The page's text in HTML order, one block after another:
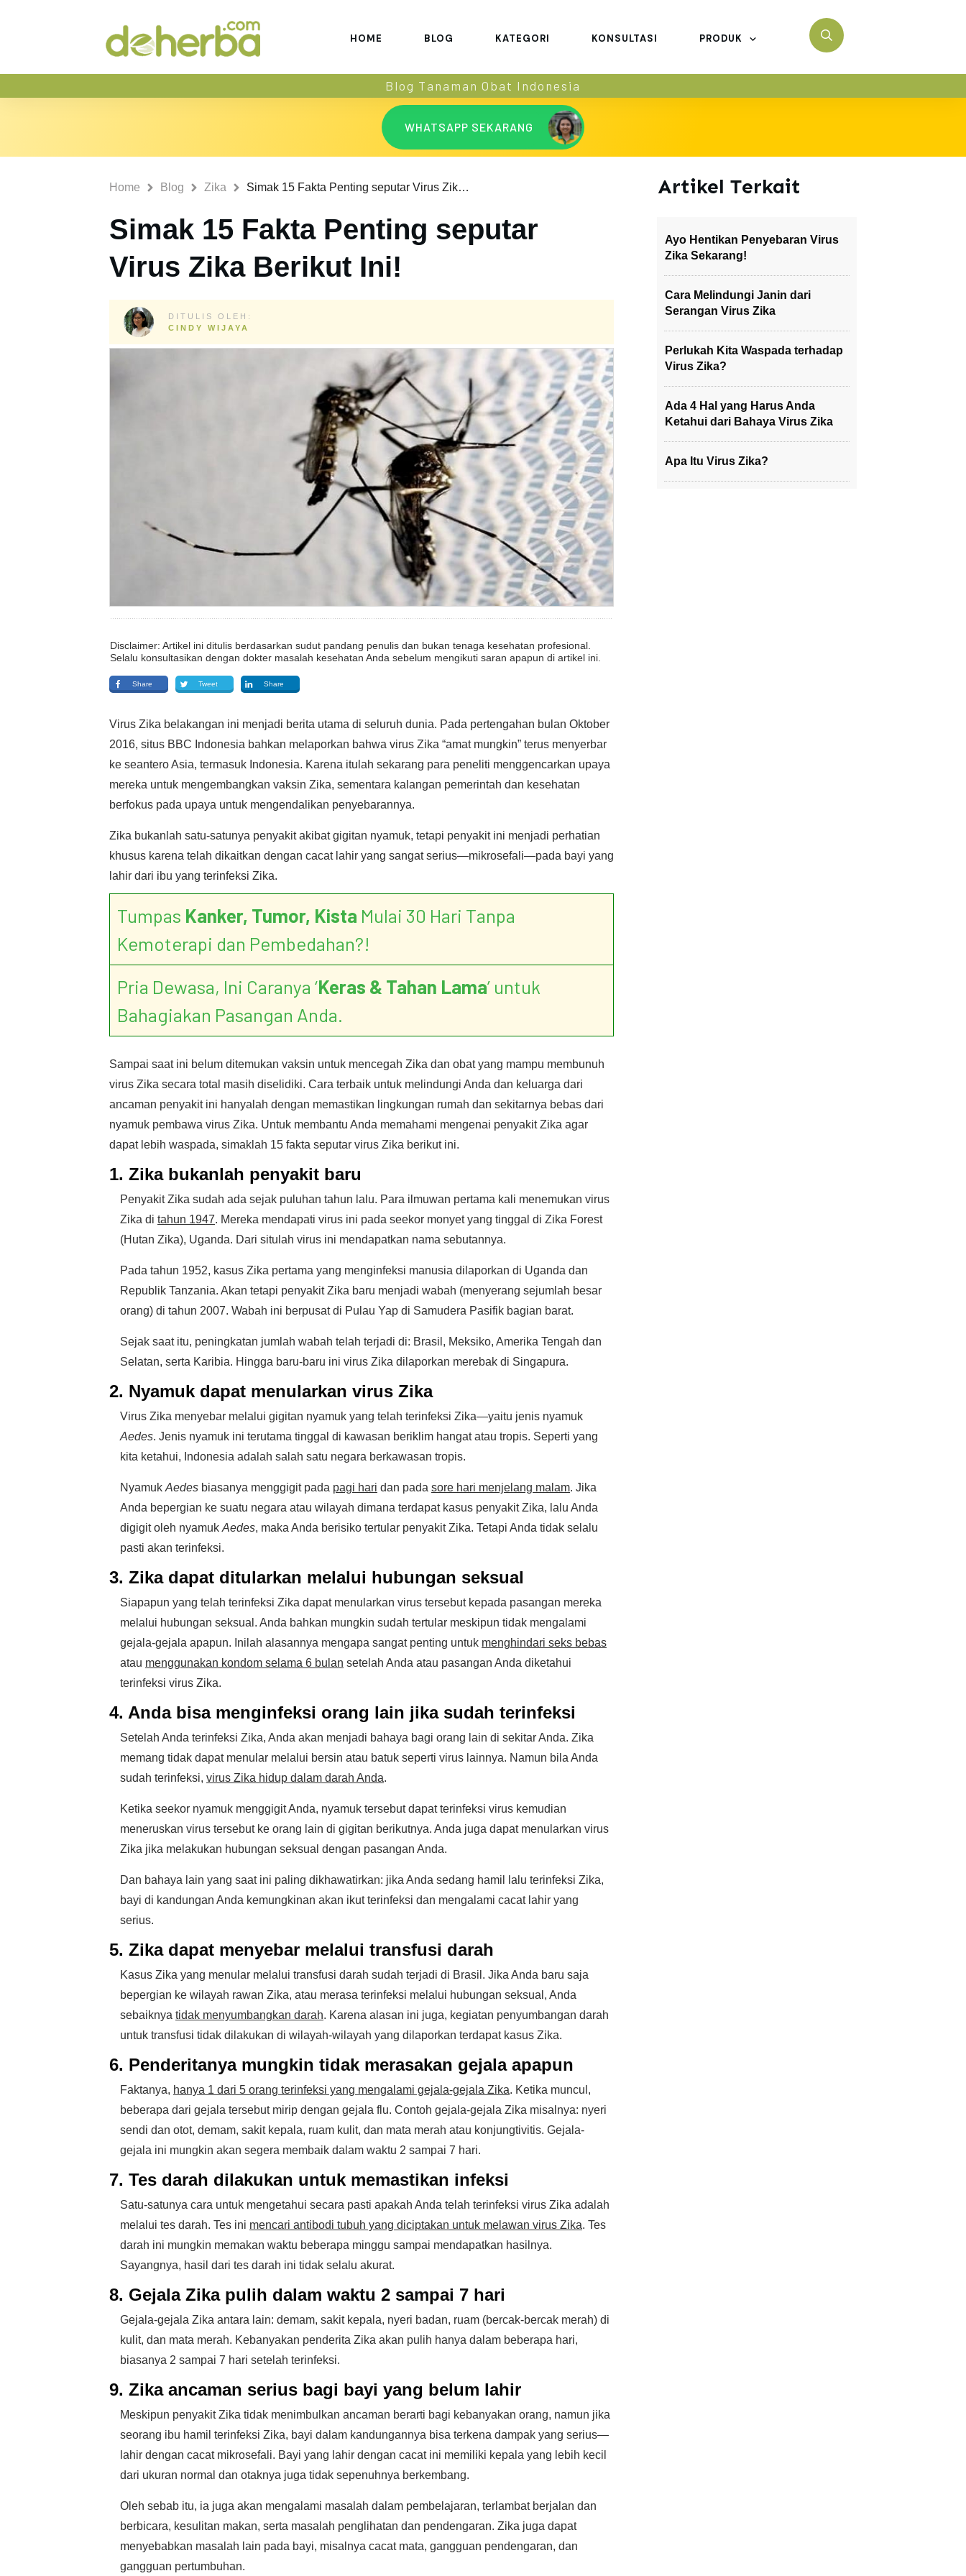
HOME BLOG KATEGORI KONSULTASI PRODUK
Blog Tanaman Obat Indonesia
WHATSAPP SEKARANG
Home Blog Zika Simak 15 Fakta Penting seputar Virus Zika Berikut Ini!
Simak 15 Fakta Penting seputar
Virus Zika Berikut Ini!
DITULIS OLEH:
CINDY WIJAYA
Disclaimer: Artikel ini ditulis berdasarkan sudut pandang penulis dan bukan tenaga kesehatan profesional.
Selalu konsultasikan dengan dokter masalah kesehatan Anda sebelum mengikuti saran apapun di artikel ini.
Share Tweet Share
Virus Zika belakangan ini menjadi berita utama di seluruh dunia. Pada pertengahan bulan Oktober
2016, situs BBC Indonesia bahkan melaporkan bahwa virus Zika “amat mungkin” terus menyerbar
ke seantero Asia, termasuk Indonesia. Karena itulah sekarang para peneliti menggencarkan upaya
mereka untuk mengembangkan vaksin Zika, sementara kalangan pemerintah dan kesehatan
berfokus pada upaya untuk mengendalikan penyebarannya.
Zika bukanlah satu-satunya penyakit akibat gigitan nyamuk, tetapi penyakit ini menjadi perhatian
khusus karena telah dikaitkan dengan cacat lahir yang sangat serius—mikrosefali—pada bayi yang
lahir dari ibu yang terinfeksi Zika.
Tumpas Kanker, Tumor, Kista Mulai 30 Hari Tanpa
Kemoterapi dan Pembedahan?!
Pria Dewasa, Ini Caranya ‘Keras & Tahan Lama’ untuk
Bahagiakan Pasangan Anda.
Sampai saat ini belum ditemukan vaksin untuk mencegah Zika dan obat yang mampu membunuh
virus Zika secara total masih diselidiki. Cara terbaik untuk melindungi Anda dan keluarga dari
ancaman penyakit ini hanyalah dengan memastikan lingkungan rumah dan sekitarnya bebas dari
nyamuk pembawa virus Zika. Untuk membantu Anda memahami mengenai penyakit Zika agar
dapat lebih waspada, simaklah 15 fakta seputar virus Zika berikut ini.
1. Zika bukanlah penyakit baru
Penyakit Zika sudah ada sejak puluhan tahun lalu. Para ilmuwan pertama kali menemukan virus
Zika di tahun 1947. Mereka mendapati virus ini pada seekor monyet yang tinggal di Zika Forest
(Hutan Zika), Uganda. Dari situlah virus ini mendapatkan nama sebutannya.
Pada tahun 1952, kasus Zika pertama yang menginfeksi manusia dilaporkan di Uganda dan
Republik Tanzania. Akan tetapi penyakit Zika baru menjadi wabah (menyerang sejumlah besar
orang) di tahun 2007. Wabah ini berpusat di Pulau Yap di Samudera Pasifik bagian barat.
Sejak saat itu, peningkatan jumlah wabah telah terjadi di: Brasil, Meksiko, Amerika Tengah dan
Selatan, serta Karibia. Hingga baru-baru ini virus Zika dilaporkan merebak di Singapura.
2. Nyamuk dapat menularkan virus Zika
Virus Zika menyebar melalui gigitan nyamuk yang telah terinfeksi Zika—yaitu jenis nyamuk
Aedes. Jenis nyamuk ini terutama tinggal di kawasan beriklim hangat atau tropis. Seperti yang
kita ketahui, Indonesia adalah salah satu negara berkawasan tropis.
Nyamuk Aedes biasanya menggigit pada pagi hari dan pada sore hari menjelang malam. Jika
Anda bepergian ke suatu negara atau wilayah dimana terdapat kasus penyakit Zika, lalu Anda
digigit oleh nyamuk Aedes, maka Anda berisiko tertular penyakit Zika. Tetapi Anda tidak selalu
pasti akan terinfeksi.
3. Zika dapat ditularkan melalui hubungan seksual
Siapapun yang telah terinfeksi Zika dapat menularkan virus tersebut kepada pasangan mereka
melalui hubungan seksual. Anda bahkan mungkin sudah tertular meskipun tidak mengalami
gejala-gejala apapun. Inilah alasannya mengapa sangat penting untuk menghindari seks bebas
atau menggunakan kondom selama 6 bulan setelah Anda atau pasangan Anda diketahui
terinfeksi virus Zika.
4. Anda bisa menginfeksi orang lain jika sudah terinfeksi
Setelah Anda terinfeksi Zika, Anda akan menjadi bahaya bagi orang lain di sekitar Anda. Zika
memang tidak dapat menular melalui bersin atau batuk seperti virus lainnya. Namun bila Anda
sudah terinfeksi, virus Zika hidup dalam darah Anda.
Ketika seekor nyamuk menggigit Anda, nyamuk tersebut dapat terinfeksi virus kemudian
meneruskan virus tersebut ke orang lain di gigitan berikutnya. Anda juga dapat menularkan virus
Zika jika melakukan hubungan seksual dengan pasangan Anda.
Dan bahaya lain yang saat ini paling dikhawatirkan: jika Anda sedang hamil lalu terinfeksi Zika,
bayi di kandungan Anda kemungkinan akan ikut terinfeksi dan mengalami cacat lahir yang
serius.
5. Zika dapat menyebar melalui transfusi darah
Kasus Zika yang menular melalui transfusi darah sudah terjadi di Brasil. Jika Anda baru saja
bepergian ke wilayah rawan Zika, atau merasa terinfeksi melalui hubungan seksual, Anda
sebaiknya tidak menyumbangkan darah. Karena alasan ini juga, kegiatan penyumbangan darah
untuk transfusi tidak dilakukan di wilayah-wilayah yang dilaporkan terdapat kasus Zika.
6. Penderitanya mungkin tidak merasakan gejala apapun
Faktanya, hanya 1 dari 5 orang terinfeksi yang mengalami gejala-gejala Zika. Ketika muncul,
beberapa dari gejala tersebut mirip dengan gejala flu. Contoh gejala-gejala Zika misalnya: nyeri
sendi dan otot, demam, sakit kepala, ruam kulit, dan mata merah atau konjungtivitis. Gejala-
gejala ini mungkin akan segera membaik dalam waktu 2 sampai 7 hari.
7. Tes darah dilakukan untuk memastikan infeksi
Satu-satunya cara untuk mengetahui secara pasti apakah Anda telah terinfeksi virus Zika adalah
melalui tes darah. Tes ini mencari antibodi tubuh yang diciptakan untuk melawan virus Zika. Tes
darah ini mungkin memakan waktu beberapa minggu sampai mendapatkan hasilnya.
Sayangnya, hasil dari tes darah ini tidak selalu akurat.
8. Gejala Zika pulih dalam waktu 2 sampai 7 hari
Gejala-gejala Zika antara lain: demam, sakit kepala, nyeri badan, ruam (bercak-bercak merah) di
kulit, dan mata merah. Kebanyakan penderita Zika akan pulih hanya dalam beberapa hari,
biasanya 2 sampai 7 hari setelah terinfeksi.
9. Zika ancaman serius bagi bayi yang belum lahir
Meskipun penyakit Zika tidak menimbulkan ancaman berarti bagi kebanyakan orang, namun jika
seorang ibu hamil terinfeksi Zika, bayi dalam kandungannya bisa terkena dampak yang serius—
lahir dengan cacat mikrosefali. Bayi yang lahir dengan cacat ini memiliki kepala yang lebih kecil
dari ukuran normal dan otaknya juga tidak sepenuhnya berkembang.
Oleh sebab itu, ia juga akan mengalami masalah dalam pembelajaran, terlambat berjalan dan
berbicara, kesulitan makan, serta masalah penglihatan dan pendengaran. Zika juga dapat
menyebabkan masalah lain pada bayi, misalnya cacat mata, gangguan pendengaran, dan
gangguan pertumbuhan.
Artikel Terkait
Ayo Hentikan Penyebaran Virus
Zika Sekarang!
Cara Melindungi Janin dari
Serangan Virus Zika
Perlukah Kita Waspada terhadap
Virus Zika?
Ada 4 Hal yang Harus Anda
Ketahui dari Bahaya Virus Zika
Apa Itu Virus Zika?